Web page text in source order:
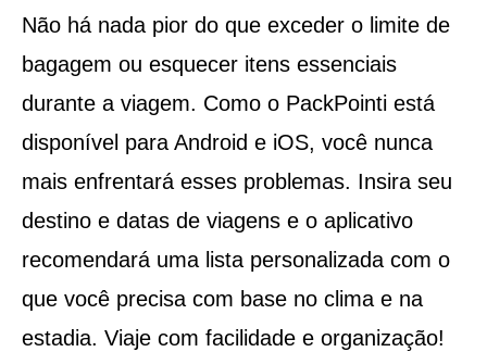
Não há nada pior do que exceder o limite de
bagagem ou esquecer itens essenciais
durante a viagem. Como o PackPointi está
disponível para Android e iOS, você nunca
mais enfrentará esses problemas. Insira seu
destino e datas de viagens e o aplicativo
recomendará uma lista personalizada com o
que você precisa com base no clima e na
estadia. Viaje com facilidade e organização!